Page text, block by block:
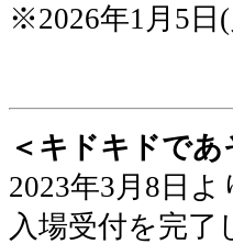
※2026年1月5日
＜キドキドで
2023年3月8日
入場受付を完